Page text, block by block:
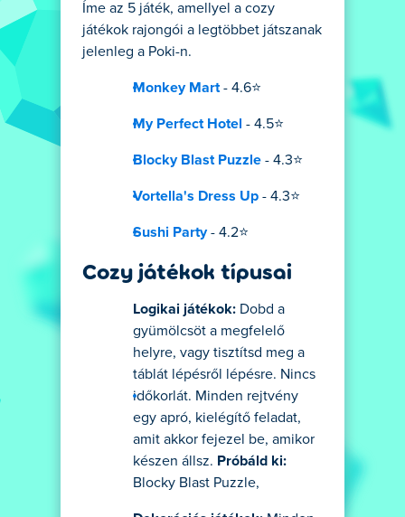
Íme az 5 játék, amellyel a cozy
játékok rajongói a legtöbbet játszanak
jelenleg a Poki-n.
Monkey Mart - 4.6⭐
My Perfect Hotel - 4.5⭐
Blocky Blast Puzzle - 4.3⭐
Vortella's Dress Up - 4.3⭐
Sushi Party- 4.2⭐
Cozy játékok típusai
Logikai játékok: Dobd a
gyümölcsöt a megfelelő
helyre, vagy tisztítsd meg a
táblát lépésről lépésre. Nincs
időkorlát. Minden rejtvény
egy apró, kielégítő feladat,
amit akkor fejezel be, amikor
készen állsz. Próbáld ki:
Blocky Blast Puzzle,